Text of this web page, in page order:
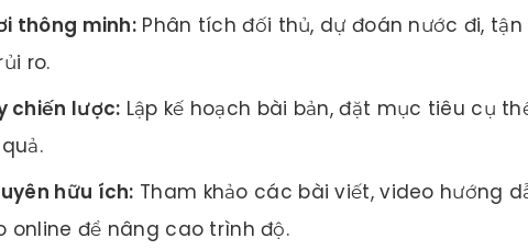
thông minh: Phân tích đối thủ, dự đoán nước đi,
ro.
chiến lược: Lập kế hoạch bài bản, đặt mục tiêu cụ
hữu ích: Tham khảo các bài viết, video hướng
online để nâng cao trình độ.